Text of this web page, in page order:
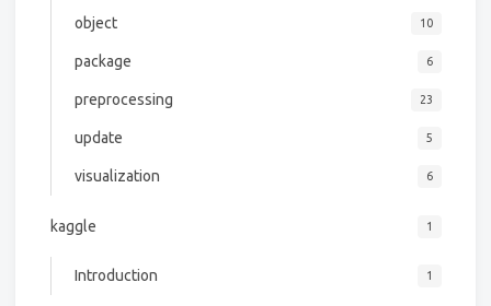
object 10
package 6
preprocessing 23
update 5
visualization 6
kaggle 1
Introduction 1